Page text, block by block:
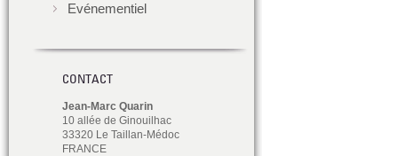
Evénementiel
CONTACT
Jean-Marc Quarin
10 allée de Ginouilhac
33320 Le Taillan-Médoc
FRANCE